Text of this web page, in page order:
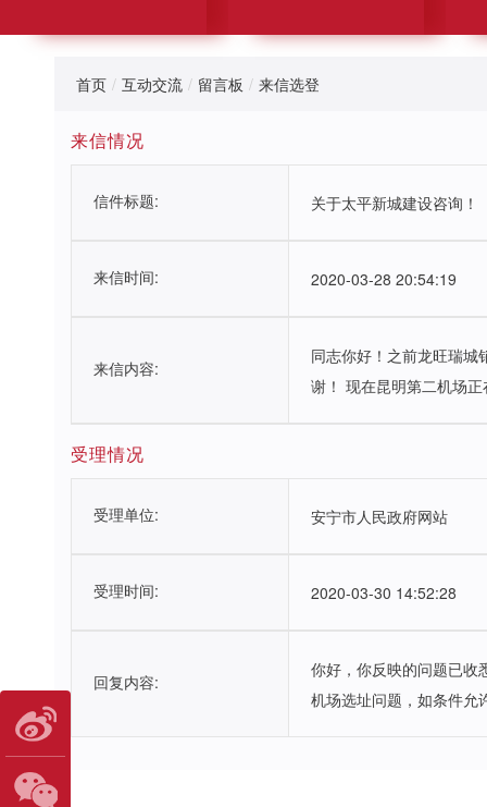
首页 / 互动交流 / 留言板 / 来信选登
来信情况
信件标题: 关于太平新城建设咨询！
来信时间: 2020-03-28 20:54:19
来信内容:
同志你好！之前龙旺瑞城
谢！ 现在昆明第二机场
受理情况
受理单位: 安宁市人民政府网站
受理时间: 2020-03-30 14:52:28
回复内容:
你好，你反映的问题已收
机场选址问题，如条件允